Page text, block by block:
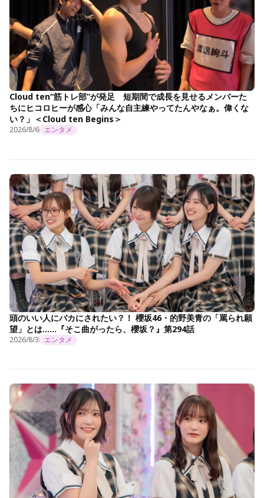
Cloud ten“筋トレ部”が発足 短期間で成長を見せるメンバーた
ちにヒコロヒーが感心「みんな自主練やってたんやなぁ。偉くな
い？」＜Cloud ten Begins＞
2026/8/6 エンタメ
頭のいい人にバカにされたい？！ 櫻坂46・的野美青の「罵られ願
望」とは……『そこ曲がったら、櫻坂？』第294話
2026/8/3 エンタメ